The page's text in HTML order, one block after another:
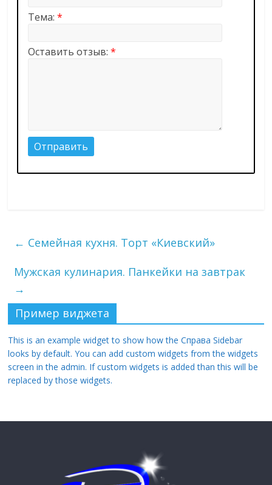
Тема:*
Оставить отзыв:*
← Семейная кухня. Торт «Киевский»
Мужская кулинария. Панкейки на завтрак
→
Пример виджета
This is an example widget to show how the Справа Sidebar
looks by default. You can add custom widgets from the widgets
screen in the admin. If custom widgets is added than this will be
replaced by those widgets.